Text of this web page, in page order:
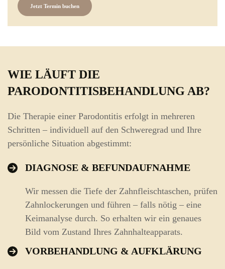
Jetzt Termin buchen
WIE LÄUFT DIE
PARODONTITISBEHANDLUNG AB?
Die Therapie einer Parodontitis erfolgt in mehreren
Schritten – individuell auf den Schweregrad und Ihre
persönliche Situation abgestimmt:
DIAGNOSE & BEFUNDAUFNAHME
Wir messen die Tiefe der Zahnfleischtaschen, prüfen
Zahnlockerungen und führen – falls nötig – eine
Keimanalyse durch. So erhalten wir ein genaues
Bild vom Zustand Ihres Zahnhalteapparats.
VORBEHANDLUNG & AUFKLÄRUNG